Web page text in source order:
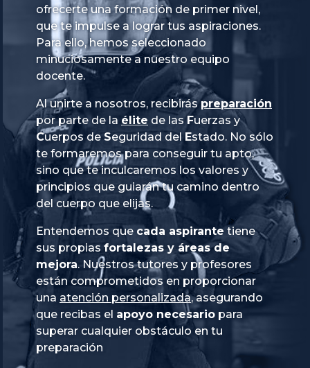
ofrecerte una formación de primer nivel,
que te impulse a lograr tus aspiraciones.
Para ello, hemos seleccionado
minuciosamente a nuestro equipo
docente.
Al unirte a nosotros, recibiráspreparación
por parte de la élite de las Fuerzas y
Cuerpos de Seguridad del Estado. No sólo
te formaremos para conseguir tu apto,
sino que te inculcaremos los valores y
principios que guiarán tu camino dentro
del cuerpo que elijas.
Entendemos que cada aspirante tiene
sus propias fortalezas y áreas de
mejora. Nuestros tutores y profesores
están comprometidos en proporcionar
una atención personalizada, asegurando
que recibas el apoyo necesario para
superar cualquier obstáculo en tu
preparación